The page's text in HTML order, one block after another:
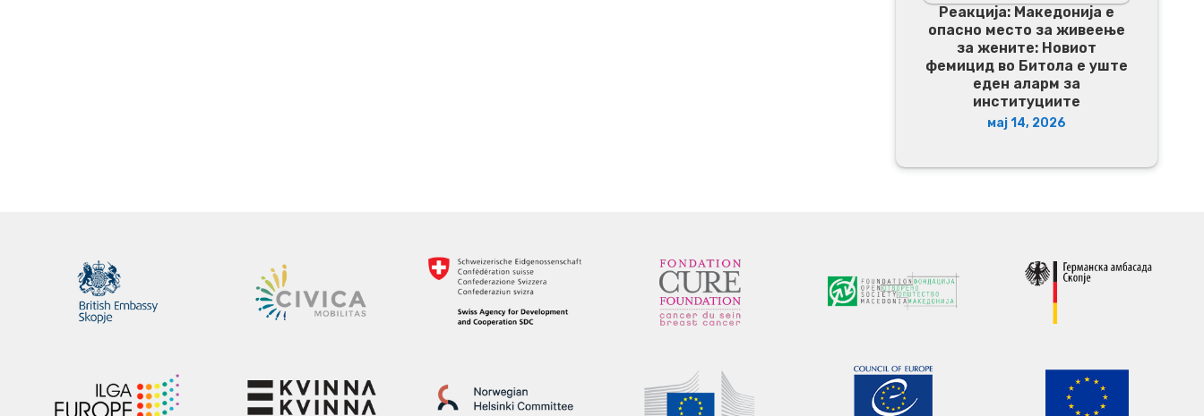
Реакција: Македонија е
опасно место за живеење
за жените: Новиот
фемицид во Битола е уште
еден аларм за
институциите
мај 14, 2026